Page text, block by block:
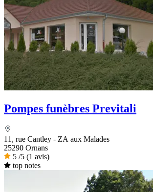
Pompes funèbres Previtali
11, rue Cantley - ZA aux Malades
25290 Ornans
5 /5 (1 avis)
top notes